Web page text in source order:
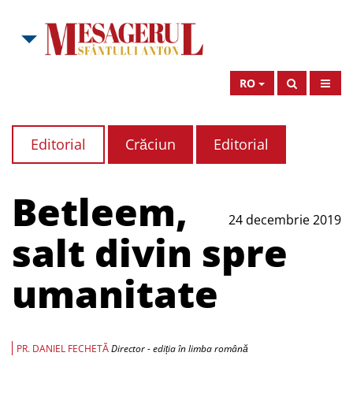
RO
Editorial Crăciun Editorial
24 decembrie 2019
Betleem,
salt divin spre
umanitate
PR. DANIEL FECHETĂDirector - ediția în limba română